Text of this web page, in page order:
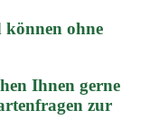
können ohne
Ihnen gerne
zur